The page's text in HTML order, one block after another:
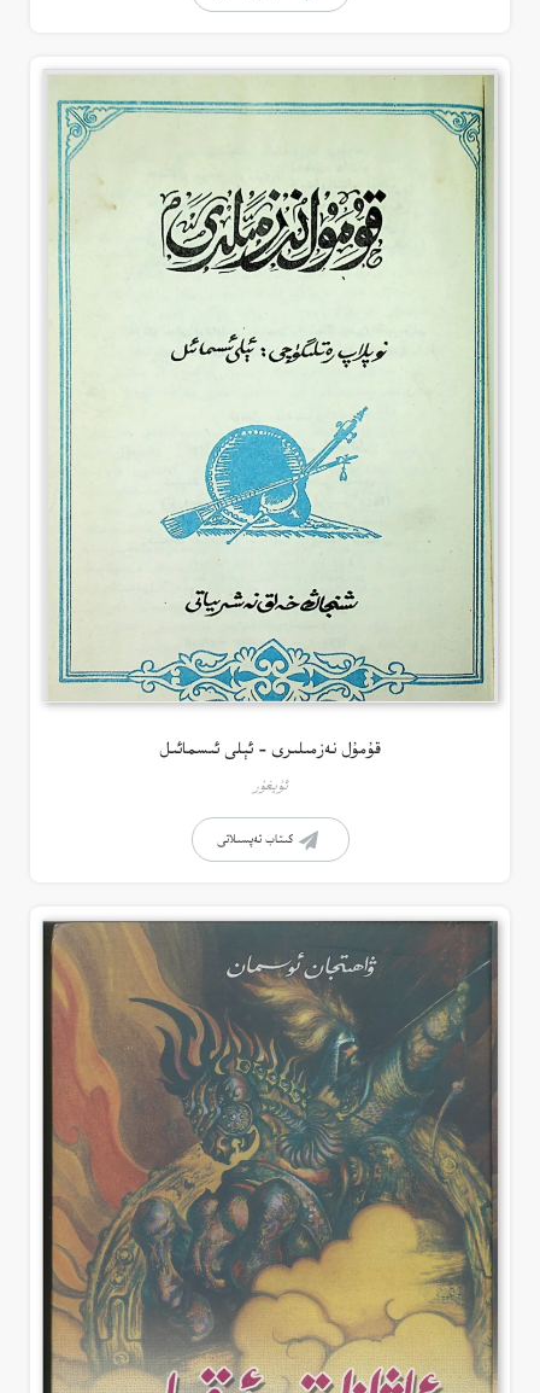
قۇمۇل نەزمىلىرى – ئېلى ئىسمائىل
ئۇيغۇر
كىتاب تەپسىلاتى